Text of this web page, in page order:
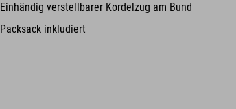
Einhändig verstellbarer Kordelzug am Bund
Packsack inkludiert